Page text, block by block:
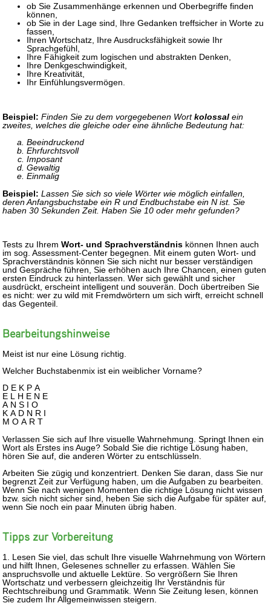
ob Sie Zusammenhänge erkennen und Oberbegriffe finden
können,
ob Sie in der Lage sind, Ihre Gedanken treffsicher in Worte zu
fassen,
Ihren Wortschatz, Ihre Ausdrucksfähigkeit sowie Ihr
Sprachgefühl,
Ihre Fähigkeit zum logischen und abstrakten Denken,
Ihre Denkgeschwindigkeit,
Ihre Kreativität,
Ihr Einfühlungsvermögen.
Beispiel: Finden Sie zu dem vorgegebenen Wortkolossal ein
zweites, welches die gleiche oder eine ähnliche Bedeutung hat:
Beeindruckend
Ehrfurchtsvoll
Imposant
Gewaltig
Einmalig
Beispiel: Lassen Sie sich so viele Wörter wie möglich einfallen,
deren Anfangsbuchstabe ein R und Endbuchstabe ein N ist. Sie
haben 30 Sekunden Zeit. Haben Sie 10 oder mehr gefunden?
Tests zu IhremWort- und Sprachverständnis können Ihnen auch
im sog. Assessment-Center begegnen. Mit einem guten Wort- und
Sprachverständnis können Sie sich nicht nur besser verständigen
und Gespräche führen, Sie erhöhen auch Ihre Chancen, einen guten
ersten Eindruck zu hinterlassen. Wer sich gewählt und sicher
ausdrückt, erscheint intelligent und souverän. Doch übertreiben Sie
es nicht: wer zu wild mit Fremdwörtern um sich wirft, erreicht schnell
das Gegenteil.
Bearbeitungshinweise
Meist ist nur eine Lösung richtig.
Welcher Buchstabenmix ist ein weiblicher Vorname?
D E K P A
E L H E N E
A N S I O
K A D N R I
M O A R T
Verlassen Sie sich auf Ihre visuelle Wahrnehmung. Springt Ihnen ein
Wort als Erstes ins Auge? Sobald Sie die richtige Lösung haben,
hören Sie auf, die anderen Wörter zu entschlüsseln.
Arbeiten Sie zügig und konzentriert. Denken Sie daran, dass Sie nur
begrenzt Zeit zur Verfügung haben, um die Aufgaben zu bearbeiten.
Wenn Sie nach wenigen Momenten die richtige Lösung nicht wissen
bzw. sich nicht sicher sind, heben Sie sich die Aufgabe für später auf,
wenn Sie noch ein paar Minuten übrig haben.
Tipps zur Vorbereitung
1. Lesen Sie viel, das schult Ihre visuelle Wahrnehmung von Wörtern
und hilft Ihnen, Gelesenes schneller zu erfassen. Wählen Sie
anspruchsvolle und aktuelle Lektüre. So vergrößern Sie Ihren
Wortschatz und verbessern gleichzeitig Ihr Verständnis für
Rechtschreibung und Grammatik. Wenn Sie Zeitung lesen, können
Sie zudem Ihr Allgemeinwissen steigern.